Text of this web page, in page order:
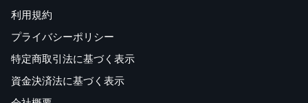
利用規約
プライバシーポリシー
特定商取引法に基づく表示
資金決済法に基づく表示